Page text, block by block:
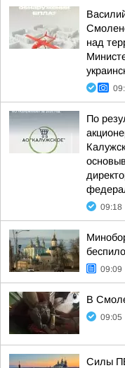
над
По
09:18
09:09
В
09:05
Силы